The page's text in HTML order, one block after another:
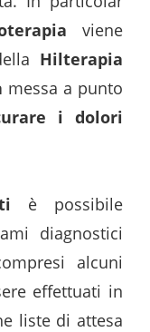
viene
Hilterapia
messa a punto
i dolori
è possibile
diagnostici
alcuni
effettuati in
liste di attesa